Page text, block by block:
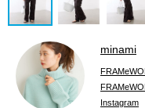
minami
Instagram